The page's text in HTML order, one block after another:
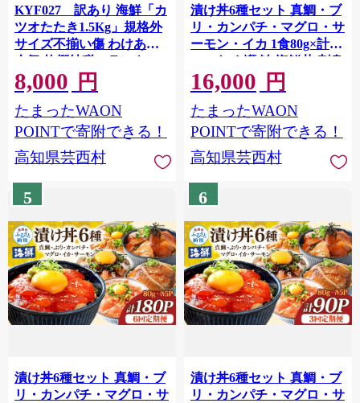
KYF027 訳あり 海鮮「カ
ツオたたき1.5Kg」規格外
サイズ不揃い傷 わけあり
人気 故郷納税 ランキン
グ 本場 高知 かつおのたた
き 返礼品 8000円 冷凍 カツ
オのタタキ 訳アリかつお
のタタキ【koyofr】【高知
べ物
8,000 円
たまったWAON
POINTで寄附できる！
高知県芸西村
漬け丼6種セット 真鯛・ブ
リ・カンパチ・マグロ・サ
ーモン・イカ 1食80g×計
12P タイ 鰤 鮪 海鮮丼 刺身
海鮮 魚介 魚 お茶漬け 炊き
込みご飯 惣菜 おかず 冷凍
配送
16,000 円
たまったWAON
POINTで寄附できる！
高知県芸西村
5
漬け丼6種セット 真鯛・ブ
リ・カンパチ・マグロ・サ
6
漬け丼6種セット 真鯛・ブ
リ・カンパチ・マグロ・サ